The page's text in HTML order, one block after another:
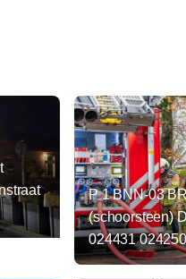
P 1 BNN-03
(schoorsteen)
024431